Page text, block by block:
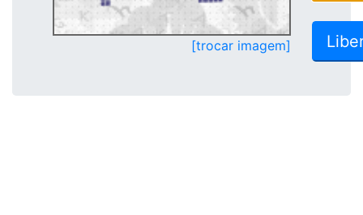
[trocar imagem]